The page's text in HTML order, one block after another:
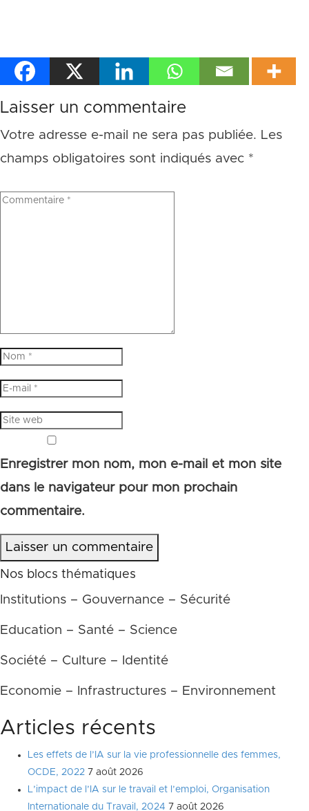
Laisser un commentaire
Votre adresse e-mail ne sera pas publiée. Les
champs obligatoires sont indiqués avec *
Enregistrer mon nom, mon e-mail et mon site
dans le navigateur pour mon prochain
commentaire.
Laisser un commentaire
Nos blocs thématiques
Institutions – Gouvernance – Sécurité
Education – Santé – Science
Société – Culture – Identité
Economie – Infrastructures – Environnement
Articles récents
Les effets de l’IA sur la vie professionnelle des femmes,
OCDE, 2022 7 août 2026
L’impact de l’IA sur le travail et l’emploi, Organisation
Internationale du Travail, 2024 7 août 2026